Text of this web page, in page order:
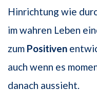
Hinrichtung wie
im wahren Leben
zum Positiven
auch wenn es
danach aussieht.